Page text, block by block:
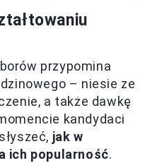
przypomina
– niesie ze
a także dawkę
kandydaci
jak w
ich popularność.